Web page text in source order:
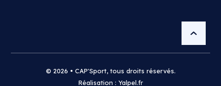
© 2026 • CAP'Sport, tous droits réservés.
Réalisation : Yalpel.fr